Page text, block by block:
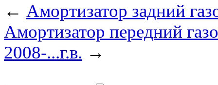
← Амортизатор задний
Амортизатор передний
2008-...г.в. →